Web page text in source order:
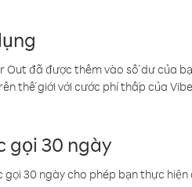
Out đã được thêm vào số dư của
thế giới với cước phí thấp của
gọi 30 ngày
gọi 30 ngày cho phép bạn thực